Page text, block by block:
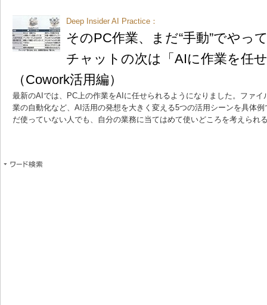
Deep Insider AI Practice：
そのPC作業、まだ“手動”でや
チャットの次は「AIに作業を任
（Cowork活用編）
最新のAIでは、PC上の作業をAIに任せられるようになりました。ファ
業の自動化など、AI活用の発想を大きく変える5つの活用シーンを具体
だ使っていない人でも、自分の業務に当てはめて使いどころを考えられ